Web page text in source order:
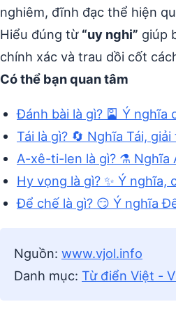
nghiêm, đĩnh đạc thể hiện
Hiểu đúng từ “uy nghi” giúp
chính xác và trau dồi cốt
Có thể bạn quan tâm
Đánh bài là gì? 🎴 Ý nghĩa
Tái là gì? 🔄 Nghĩa Tái,
A-xê-ti-len là gì? ⚗️ Nghĩa
Hy vọng là gì? ✨ Ý nghĩa,
Để chế là gì? 😏 Ý nghĩa
Nguồn: www.vjol.info
Danh mục: Từ điển Việt -